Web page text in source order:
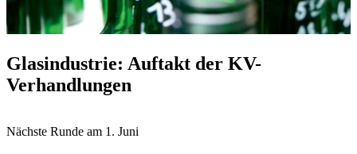
Glasindustrie: Auftakt der KV-
Verhandlungen
Nächste Runde am 1. Juni